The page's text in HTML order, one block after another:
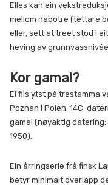
Elles kan ein
mellom nabotre (tettare
eller, sett at treet stod i
heving av
Kor gamal?
Ei flis ytst på trestamma
Poznan i Polen. 14C-
gamal (nøyaktig
1950).
Ein årringserie frå finsk
betyr minimalt overlapp